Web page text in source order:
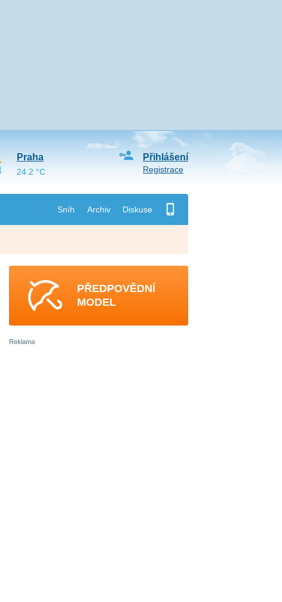
Sníh Archiv Diskuse
Přihlášení
Registrace
Praha
24.2 °C
PŘEDPOVĚDNÍ
MODEL